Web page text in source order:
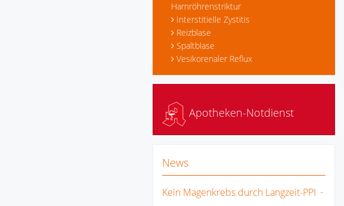
Harnröhrenstriktur
Interstitielle Zystitis
Reizblase
Spaltblase
Vesikorenaler Reflux
Apotheken-Notdienst
News
Kein Magenkrebs durch Langzeit-PPI